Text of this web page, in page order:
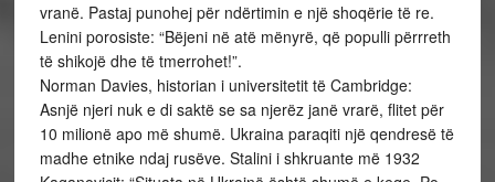
vranë. Pastaj punohej për ndërtimin e një shoqërie të re.
Lenini porosiste: “Bëjeni në atë mënyrë, që populli përrreth
të shikojë dhe të tmerrohet!”.
Norman Davies, historian i universitetit të Cambridge:
Asnjë njeri nuk e di saktë se sa njerëz janë vrarë, flitet për
10 milionë apo më shumë. Ukraina paraqiti një qendresë të
madhe etnike ndaj rusëve. Stalini i shkruante më 1932